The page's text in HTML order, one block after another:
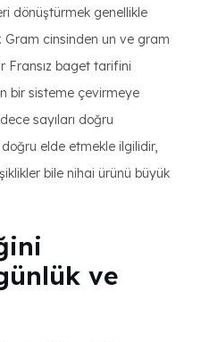
dönüştürmek genellikle
cinsinden un ve gram
Fransız baget tarifini
bir sisteme çevirmeye
sayıları doğru
elde etmekle ilgilidir,
bile nihai ürünü büyük
ve